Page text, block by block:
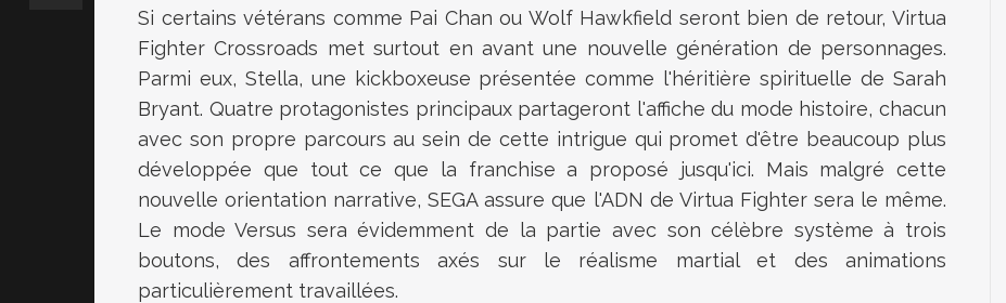
Si certains vétérans comme Pai Chan ou Wolf Hawkfield seront bien de retour, Virtua
Fighter Crossroads met surtout en avant une nouvelle génération de personnages.
Parmi eux, Stella, une kickboxeuse présentée comme l'héritière spirituelle de Sarah
Bryant. Quatre protagonistes principaux partageront l'affiche du mode histoire, chacun
avec son propre parcours au sein de cette intrigue qui promet d'être beaucoup plus
développée que tout ce que la franchise a proposé jusqu'ici. Mais malgré cette
nouvelle orientation narrative, SEGA assure que l'ADN de Virtua Fighter sera le même.
Le mode Versus sera évidemment de la partie avec son célèbre système à trois
boutons, des affrontements axés sur le réalisme martial et des animations
particulièrement travaillées.